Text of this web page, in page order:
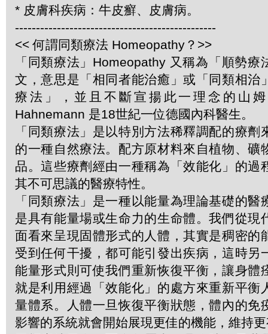
* 皮膚科疾病：牛皮癬、皮膚病。
------------------------------------------------
<< 何謂同類療法 Homeopathy？>>
「同類療法」Homeopathy 又稱為「順勢療
文，意思是「相同者能治癒」或「同類相治
療法」，並且不斷宣揚此一理念的山
Hahnemann 是18世紀一位德國內科醫生。
「同類療法」是以特別方法稀釋調配的療劑
的一種自然療法。配方原材料來自植物、礦
品。這些療劑經由一種稱為「效能化」的過
其不可思議的醫療特性。
「同類療法」是一種以能量為理論基礎的醫
是具有能量場或生命力的生命體。我們從現
面看來呈現固體形式的人體，其實是稠密的
受到任何干擾，都可能引發出疾病，這時另
能量形式則可使我們重新恢復平衡，讓身體
就是利用經過「效能化」的處方來重新平衡
量體系。人體一旦恢復平衡狀態，體內的免
影響的系統就會開始展現更佳的機能，維持